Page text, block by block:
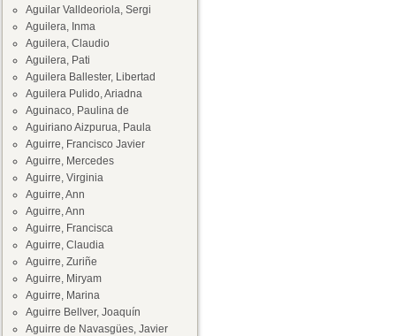
Aguilar Valldeoriola, Sergi
Aguilera, Inma
Aguilera, Claudio
Aguilera, Pati
Aguilera Ballester, Libertad
Aguilera Pulido, Ariadna
Aguinaco, Paulina de
Aguiriano Aizpurua, Paula
Aguirre, Francisco Javier
Aguirre, Mercedes
Aguirre, Virginia
Aguirre, Ann
Aguirre, Ann
Aguirre, Francisca
Aguirre, Claudia
Aguirre, Zuriñe
Aguirre, Miryam
Aguirre, Marina
Aguirre Bellver, Joaquín
Aguirre de Navasgües, Javier